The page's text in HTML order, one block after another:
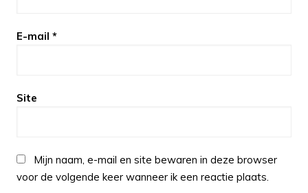
E-mail *
Site
Mijn naam, e-mail en site bewaren in deze browser
voor de volgende keer wanneer ik een reactie plaats.